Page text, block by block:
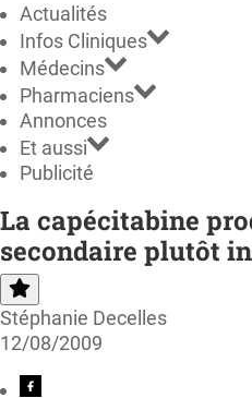
Actualités
Infos Cliniques
Médecins
Pharmaciens
Annonces
Et aussi
Publicité
La capécitabine
secondaire plutôt
Stéphanie Decelles
12/08/2009